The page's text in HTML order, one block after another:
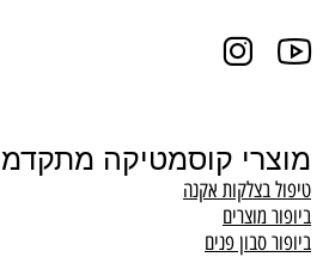
מוצרי קוסמטיקה
טיפול בצלקות אקנה
ביופור מוצרים
ביופור סבון פנים